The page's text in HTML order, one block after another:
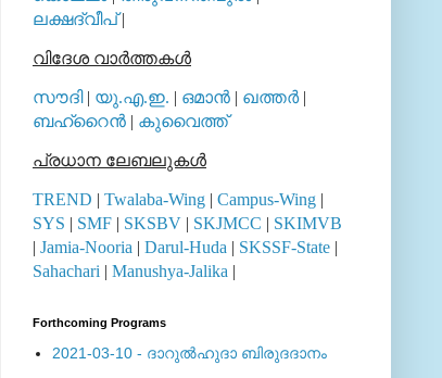
ലക്ഷദ്വീപ്|
വിദേശ വാര്‍ത്തകള്‍
സൗദി| യു.എ.ഇ. | ഒമാന്‍ | ഖത്തര്‍|
ബഹ്റൈന്‍ | കുവൈത്ത്
പ്രധാന ലേബലുകള്‍
TREND | Twalaba-Wing | Campus-Wing |
SYS | SMF | SKSBV | SKJMCC | SKIMVB
| Jamia-Nooria | Darul-Huda | SKSSF-State |
Sahachari | Manushya-Jalika |
Forthcoming Programs
2021-03-10 - ദാറുല്‍ഹുദാ ബിരുദദാനം